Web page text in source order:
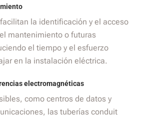
la identificación y el acceso
mantenimiento o futuras
el tiempo y el esfuerzo
en la instalación eléctrica.
electromagnéticas
como centros de datos y
las tuberías conduit